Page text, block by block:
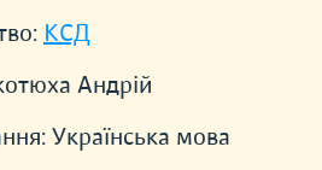
КСД
Андрій
Українська мова